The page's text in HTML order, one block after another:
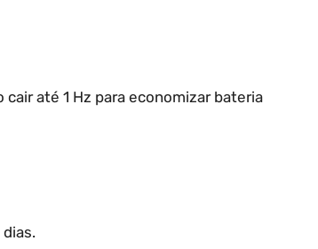
até 1 Hz para economizar bateria